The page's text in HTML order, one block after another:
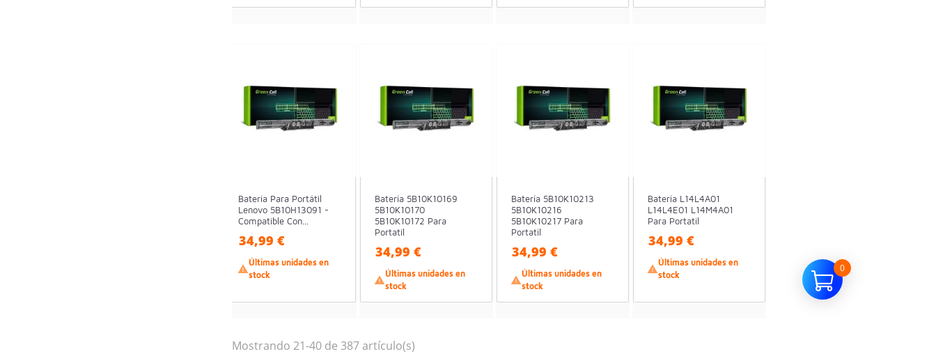
Batería Para Portátil
Lenovo 5B10H13091 -
Compatible Con...
34,99 €

Últimas unidades en
stock
Batería 5B10K10169
5B10K10170
5B10K10172 Para
Portatil
34,99 €

Últimas unidades en
stock
Batería 5B10K10213
5B10K10216
5B10K10217 Para
Portatil
34,99 €

Últimas unidades en
stock
Batería L14L4A01
L14L4E01 L14M4A01
Para Portatil
34,99 €

Últimas unidades en
stock
Mostrando 21-40 de 387 artículo(s)
0